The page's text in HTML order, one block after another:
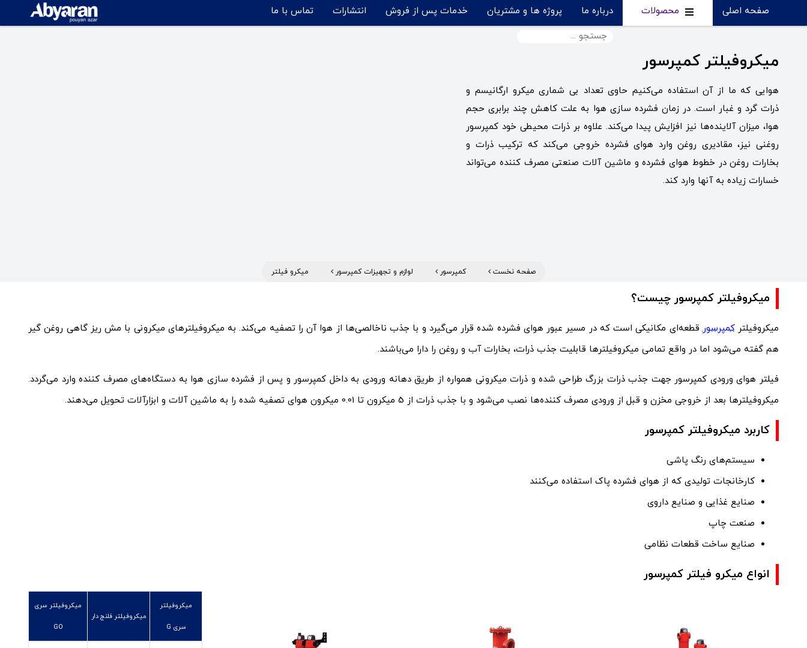
صفحه اصلی محصولات درباره ما پروژه ها و مشتریان خدمات پس از فروش انتشارات تماس با ما
میکروفیلتر کمپرسور
هوایی که ما از آن استفاده می‌کنیم حاوی تعداد بی شماری میکرو ارگانیسم و
ذرات گرد و غبار است. در زمان فشرده سازی هوا به علت کاهش چند برابری حجم
هوا، میزان آلاینده‌ها نیز افزایش پیدا می‌کند. علاوه بر ذرات محیطی خود کمپرسور
روغنی نیز، مقادیری روغن وارد هوای فشرده خروجی می‌کند که ترکیب ذرات و
بخارات روغن در خطوط هوای فشرده و ماشین آلات صنعتی مصرف کننده می‌تواند
خسارات زیاده به آنها وارد کند.
صفحه نخست کمپرسور لوازم و تجهیزات کمپرسور میکرو فیلتر
میکروفیلتر کمپرسور چیست؟
میکروفیلترکمپرسورقطعه‌ای مکانیکی است که در مسیر عبور هوای فشرده شده قرار می‌گیرد و با جذب ناخالصی‌ها از هوا آن را تصفیه می‌کند. به میکروفیلترهای میکرونی با مش ریز گاهی روغن گیر
هم گفته می‌شود اما در واقع تمامی میکروفیلترها قابلیت جذب ذرات، بخارات آب و روغن را دارا می‌باشند.
فیلتر هوای ورودی کمپرسور جهت جذب ذرات بزرگ طراحی شده و ذرات میکرونی همواره از طریق دهانه ورودی به داخل کمپرسور و پس از فشرده سازی هوا به دستگاه‌های مصرف کننده وارد می‌گردد.
میکروفیلترها بعد از خروجی مخزن و قبل از ورودی مصرف کننده‌ها نصب می‌شود و با جذب ذرات از 5 میکرون تا 0.01 میکرون هوای تصفیه شده را به ماشین آلات و ابزارآلات تحویل می‌دهند.
کاربرد میکروفیلتر کمپرسور
سیستم‌های رنگ پاشی
کارخانجات تولیدی که از هوای فشرده پاک استفاده می‌کنند
صنایع غذایی و صنایع داروی
صنعت چاپ
صنایع ساخت قطعات نظامی
انواع میکرو فیلتر کمپرسور
میکروفیلتر
سری G
میکروفیلتر فلنج دار
میکروفیلتر سری
GO